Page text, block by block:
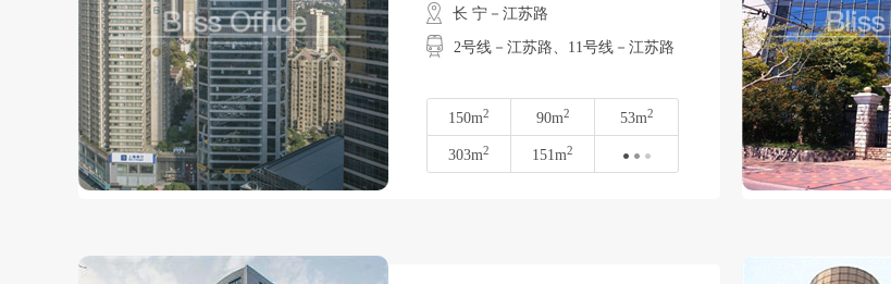
长 宁－江苏路
2号线－江苏路、11号线－江苏路
150m2 90m2 53m2
303m2 151m2